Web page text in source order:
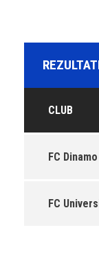
CLUB
FC
FC